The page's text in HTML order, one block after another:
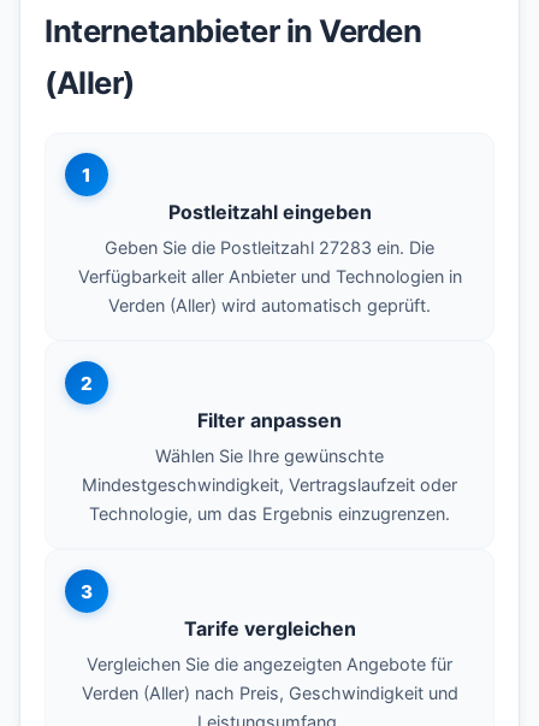
Internetanbieter in Verden
(Aller)
1
Postleitzahl eingeben
Geben Sie die Postleitzahl 27283 ein. Die
Verfügbarkeit aller Anbieter und Technologien in
Verden (Aller) wird automatisch geprüft.
2
Filter anpassen
Wählen Sie Ihre gewünschte
Mindestgeschwindigkeit, Vertragslaufzeit oder
Technologie, um das Ergebnis einzugrenzen.
3
Tarife vergleichen
Vergleichen Sie die angezeigten Angebote für
Verden (Aller) nach Preis, Geschwindigkeit und